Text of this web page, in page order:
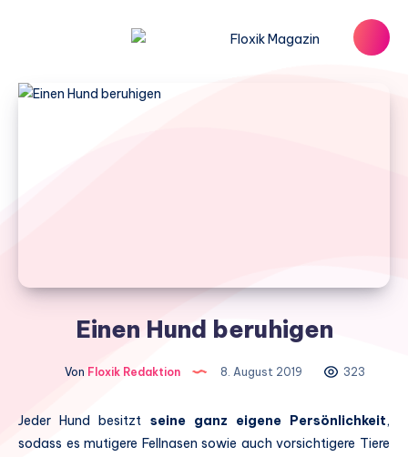
Einen Hund beruhigen
Von Floxik Redaktion 8. August 2019 323
Jeder Hund besitzt seine ganz eigene Persönlichkeit,
sodass es mutigere Fellnasen sowie auch vorsichtigere Tiere